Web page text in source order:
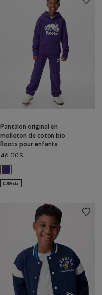
Pantalon original en
molleton de coton bio
Roots pour enfants
46,00$
DURABLE